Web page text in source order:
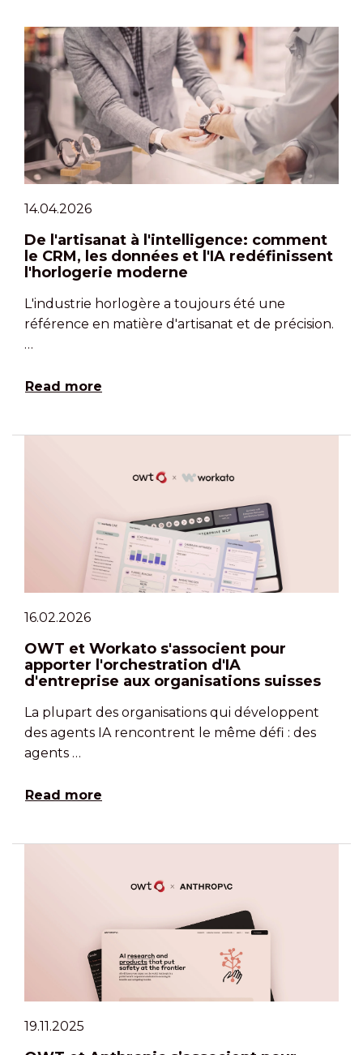
14.04.2026
De l'artisanat à l'intelligence: comment
le CRM, les données et l'IA redéfinissent
l'horlogerie moderne
L'industrie horlogère a toujours été une
référence en matière d'artisanat et de précision.
…
Read more
16.02.2026
OWT et Workato s'associent pour
apporter l'orchestration d'IA
d'entreprise aux organisations suisses
La plupart des organisations qui développent
des agents IA rencontrent le même défi : des
agents …
Read more
19.11.2025